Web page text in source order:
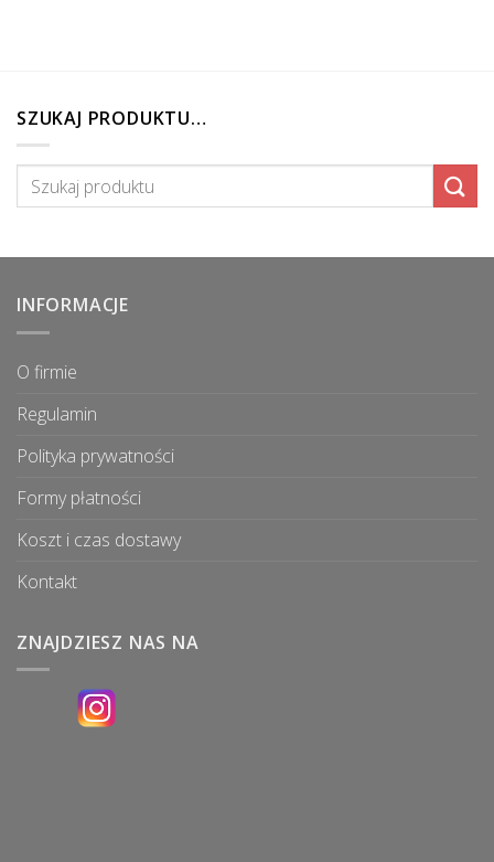
SZUKAJ PRODUKTU…
Szukaj:
INFORMACJE
O firmie
Regulamin
Polityka prywatności
Formy płatności
Koszt i czas dostawy
Kontakt
ZNAJDZIESZ NAS NA